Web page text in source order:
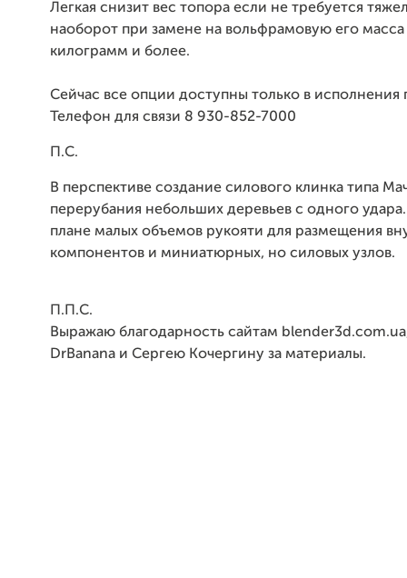
Легкая снизит вес топора если не требуется
наоборот при замене на вольфрамовую его масса
килограмм и более.
Сейчас все опции доступны только в исполнения
Телефон для связи 8 930-852-7000
П.С.
В перспективе создание силового клинка типа
перерубания небольших деревьев с одного
плане малых объемов рукояти для размещения
компонентов и миниатюрных, но силовых узлов.
П.П.С.
Выражаю благодарность сайтам
DrBanana и Сергею Кочергину за материалы.